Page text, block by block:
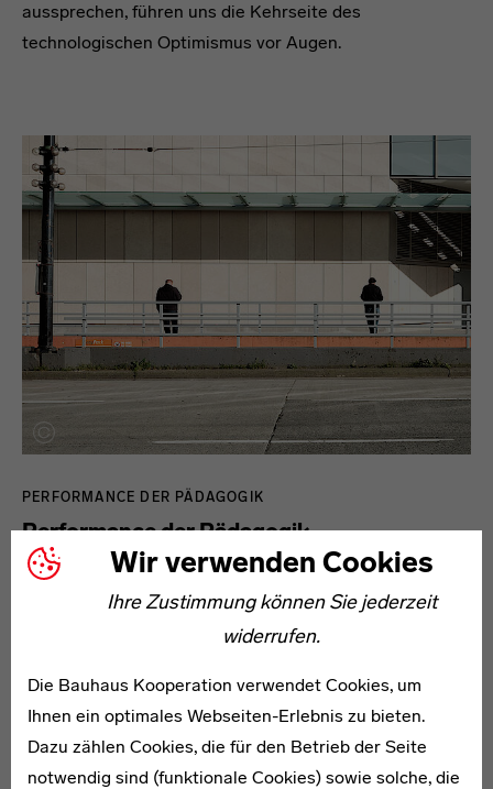
Wir verwenden Cookies
Ihre Zustimmung können Sie jederzeit
widerrufen.
Die Bauhaus Kooperation verwendet Cookies, um
Ihnen ein optimales Webseiten-Erlebnis zu bieten.
Dazu zählen Cookies, die für den Betrieb der Seite
notwendig sind (funktionale Cookies) sowie solche, die
aussprechen, führen uns die Kehrseite des
technologischen Optimismus vor Augen.
PERFORMANCE DER PÄDAGOGIK
Performance der Pädagogik
Immer noch halten die Dorfweisheit wie das
Salongeraune Pädagogik für ein Instrument der
erwartungsgemäßen Ausrichtung junger Menschen auf
ebenjene Erwartungen der Eltern, Lehrer und
Arbeitgeber, die diesem „erwartungsgemäß“ zugrunde
liegen müssen. Das bemängelt zumindest der Philosoph
und Kunstvermittler Bazon Brock – und widerspricht.